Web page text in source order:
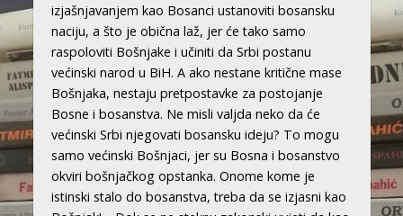
izjašnjavanjem kao Bosanci ustanoviti bosansku
naciju, a što je obična laž, jer će tako samo
raspoloviti Bošnjake i učiniti da Srbi postanu
većinski narod u BiH. A ako nestane kritične mase
Bošnjaka, nestaju pretpostavke za postojanje
Bosne i bosanstva. Ne misli valjda neko da će
većinski Srbi njegovati bosansku ideju? To mogu
samo većinski Bošnjaci, jer su Bosna i bosanstvo
okviri bošnjačkog opstanka. Onome kome je
istinski stalo do bosanstva, treba da se izjasni kao